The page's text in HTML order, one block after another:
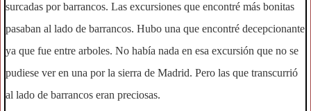
surcadas por barrancos. Las excursiones que encontré más bonitas
pasaban al lado de barrancos. Hubo una que encontré decepcionante
ya que fue entre arboles. No había nada en esa excursión que no se
pudiese ver en una por la sierra de Madrid. Pero las que transcurrió
al lado de barrancos eran preciosas.